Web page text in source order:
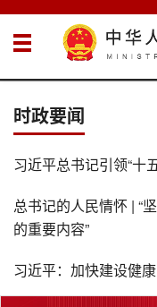
时政要闻
习近平总书记引领“十
总书记的人民情怀 | “
的重要内容”
习近平：加快建设健